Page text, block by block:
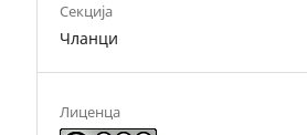
Секција
Чланци
Лиценца